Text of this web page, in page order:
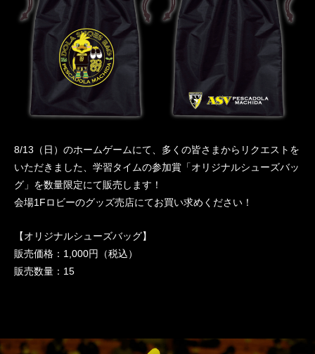
8/13（日）のホームゲームにて、多くの皆さまからリクエストを
いただきました、学習タイムの参加賞「オリジナルシューズバッ
グ」を数量限定にて販売します！
会場1Fロビーのグッズ売店にてお買い求めください！
【オリジナルシューズバッグ】
販売価格：1,000円（税込）
販売数量：15